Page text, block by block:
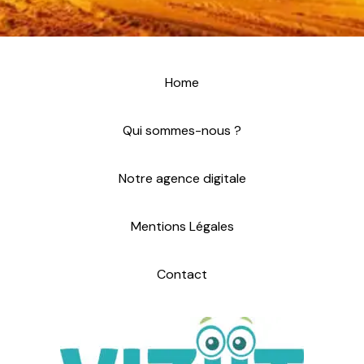
e
*
-
Home
Qui sommes-nous ?
Notre agence digitale
Mentions Légales
Contact